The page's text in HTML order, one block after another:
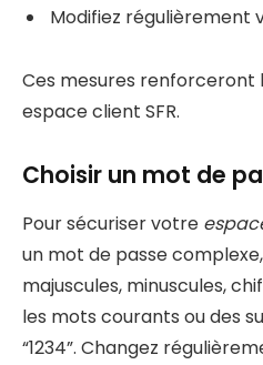
Modifiez régulièrement
Ces mesures renforceront
espace client SFR.
Choisir un mot de
Pour sécuriser votre
un mot de passe
majuscules, minuscules,
les mots courants ou des
“1234”. Changez